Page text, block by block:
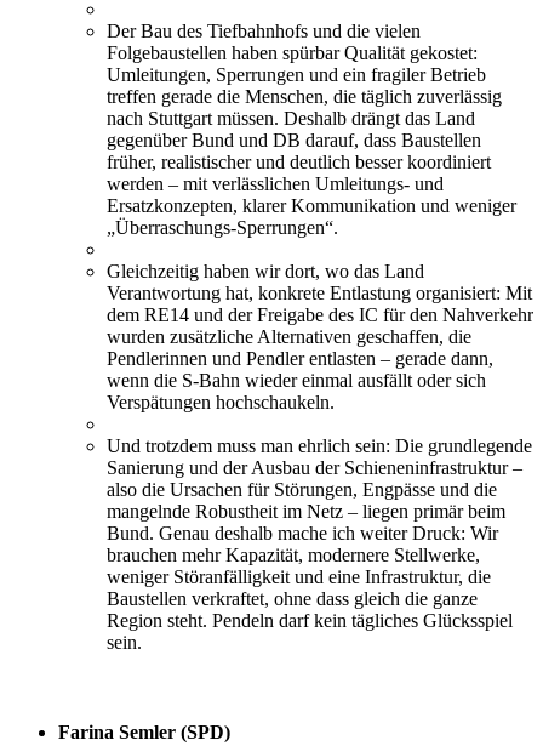
Der Bau des Tiefbahnhofs und die vielen
Folgebaustellen haben spürbar Qualität gekostet:
Umleitungen, Sperrungen und ein fragiler Betrieb
treffen gerade die Menschen, die täglich zuverlässig
nach Stuttgart müssen. Deshalb drängt das Land
gegenüber Bund und DB darauf, dass Baustellen
früher, realistischer und deutlich besser koordiniert
werden – mit verlässlichen Umleitungs- und
Ersatzkonzepten, klarer Kommunikation und weniger
„Überraschungs-Sperrungen“.
Gleichzeitig haben wir dort, wo das Land
Verantwortung hat, konkrete Entlastung organisiert: Mit
dem RE14 und der Freigabe des IC für den Nahverkehr
wurden zusätzliche Alternativen geschaffen, die
Pendlerinnen und Pendler entlasten – gerade dann,
wenn die S-Bahn wieder einmal ausfällt oder sich
Verspätungen hochschaukeln.
Und trotzdem muss man ehrlich sein: Die grundlegende
Sanierung und der Ausbau der Schieneninfrastruktur –
also die Ursachen für Störungen, Engpässe und die
mangelnde Robustheit im Netz – liegen primär beim
Bund. Genau deshalb mache ich weiter Druck: Wir
brauchen mehr Kapazität, modernere Stellwerke,
weniger Störanfälligkeit und eine Infrastruktur, die
Baustellen verkraftet, ohne dass gleich die ganze
Region steht. Pendeln darf kein tägliches Glücksspiel
sein.
Farina Semler (SPD)